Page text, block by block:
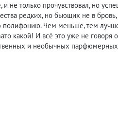
только прочувствовал, но
редких, но бьющих не в
Чем меньше, тем
какой! И всё это уже не
и необычных